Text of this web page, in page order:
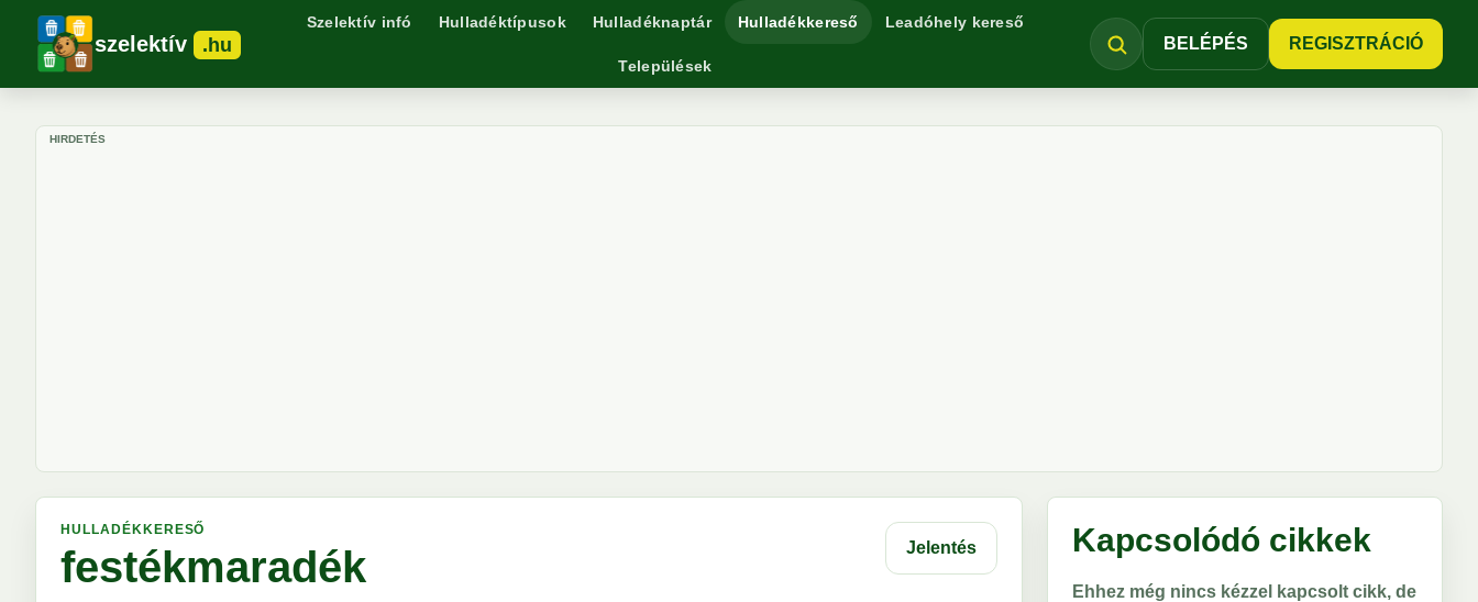
szelektív .hu
Szelektív infó Hulladéktípusok Hulladéknaptár Hulladékkereső Leadóhely kereső
Települések
BELÉPÉS REGISZTRÁCIÓ
HIRDETÉS
HULLADÉKKERESŐ
festékmaradék Jelentés Kapcsolódó cikkek
Ehhez még nincs kézzel kapcsolt cikk, de